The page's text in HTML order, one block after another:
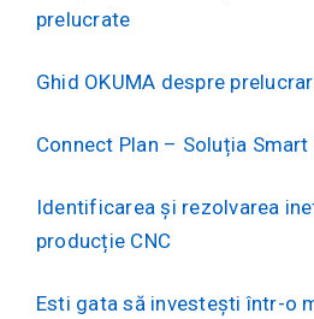
prelucrate
Ghid OKUMA despre
Connect Plan – Soluția Smart
Identificarea și rezolvarea
producție CNC
Esti gata să investești într-o